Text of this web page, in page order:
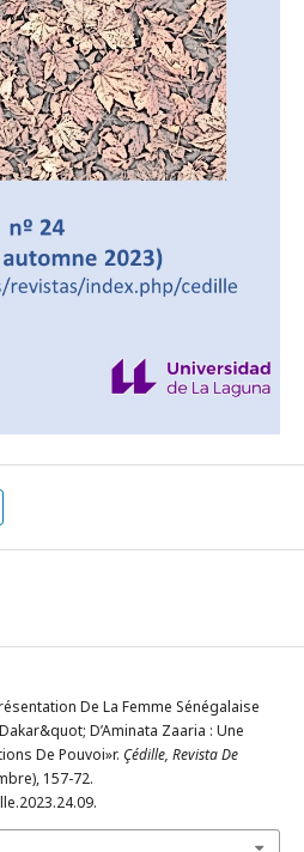
De La Femme Sénégalaise
D’Aminata Zaaria : Une
De Pouvoi»r. Çédille, Revista De
157-72.